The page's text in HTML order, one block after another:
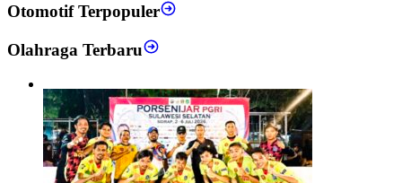
Otomotif Terpopuler
Olahraga Terbaru